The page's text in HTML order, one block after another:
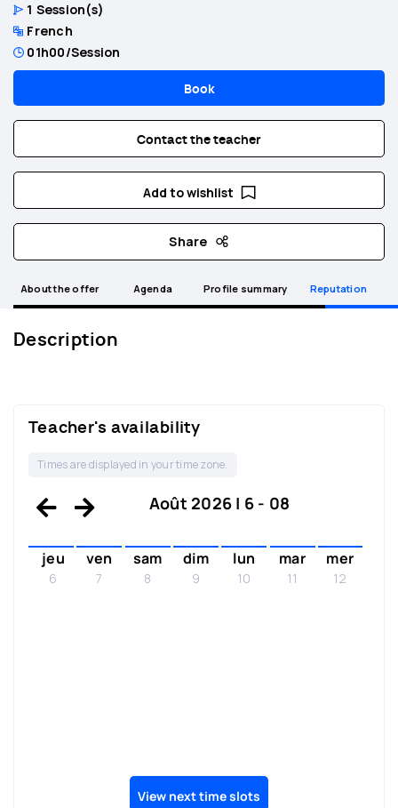
1 Session(s)
French
01h00/Session
Book
Contact the teacher
Add to wishlist
Share
About the offer Agenda Profile summary Reputation
Description
Teacher's availability
Times are displayed in your time zone.
Août 2026 | 6 - 08
jeu
6
ven
7
sam
8
dim
9
lun
10
mar
11
mer
12
View next time slots